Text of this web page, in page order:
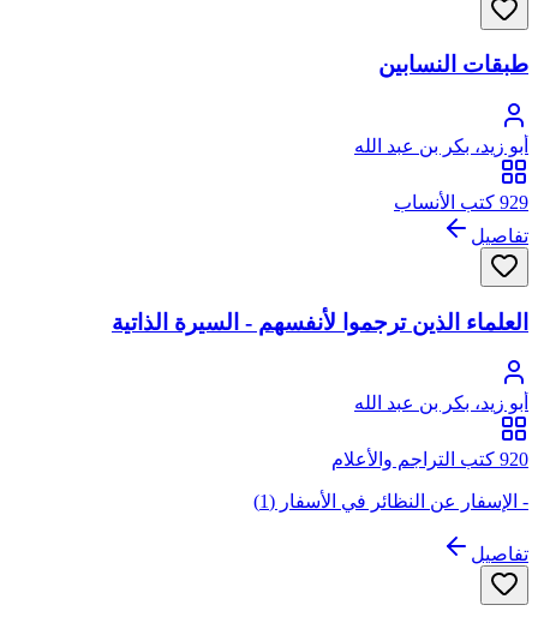
طبقات النسابين
أبو زيد، بكر بن عبد الله
929 كتب الأنساب
تفاصيل
العلماء الذين ترجموا لأنفسهم - السيرة الذاتية
أبو زيد، بكر بن عبد الله
920 كتب التراجم والأعلام
- الإسفار عن النظائر في الأسفار (1)
تفاصيل